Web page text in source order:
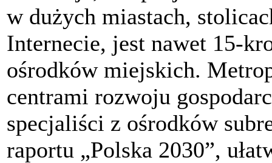
w dużych miastach,
Internecie, jest nawet 15-
ośrodków miejskich.
centrami rozwoju
specjaliści z ośrodków
raportu „Polska 2030”,